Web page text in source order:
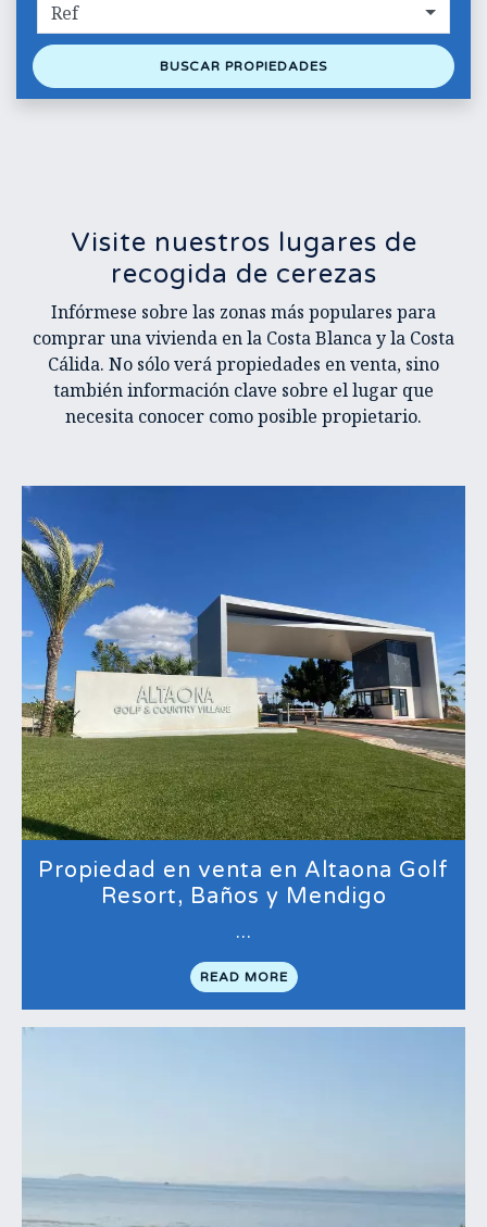
Ref
BUSCAR PROPIEDADES
Visite nuestros lugares de
recogida de cerezas
Infórmese sobre las zonas más populares para
comprar una vivienda en la Costa Blanca y la Costa
Cálida. No sólo verá propiedades en venta, sino
también información clave sobre el lugar que
necesita conocer como posible propietario.
Propiedad en venta en Altaona Golf
Resort, Baños y Mendigo
…
READ MORE